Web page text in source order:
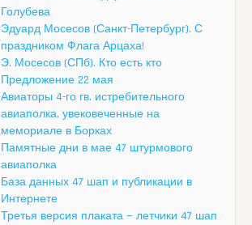
Голубева
Эдуард Мосесов (Санкт-Петербург). С
праздником Флага Арцаха!
Э. Мосесов (СПб). Кто есть кто
Предложение 22 мая
Авиаторы 4-го гв. истребительного
авиаполка, увековеченные на
мемориале в Борках
Памятные дни в мае 47 штурмового
авиаполка
База данных 47 шап и публикации в
Интернете
Третья версия плаката — летчики 47 шап